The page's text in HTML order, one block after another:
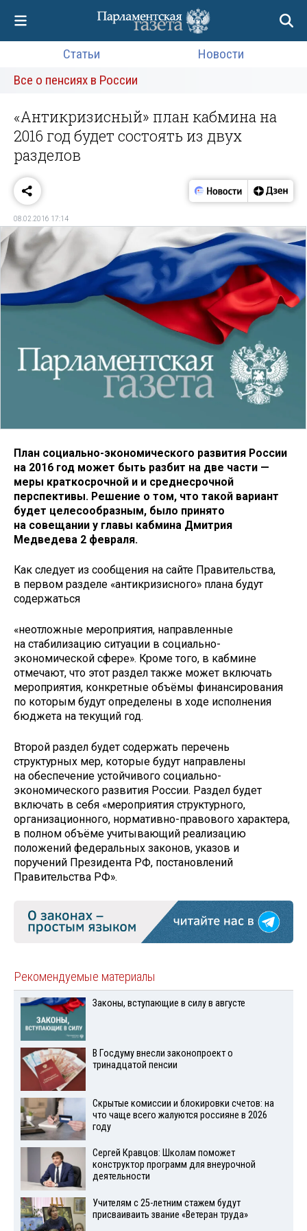
Статьи
Новости
Все о пенсиях в России
«Антикризисный» план кабмина на
2016 год будет состоять из двух
разделов
08.02.2016 17:14
План социально-экономического развития России
на 2016 год может быть разбит на две части —
меры краткосрочной и и среднесрочной
перспективы. Решение о том, что такой вариант
будет целесообразным, было принято
на совещании у главы кабмина Дмитрия
Медведева 2 февраля.
Как следует из сообщения на сайте Правительства,
в первом разделе «антикризисного» плана будут
содержаться
«неотложные мероприятия, направленные
на стабилизацию ситуации в социально-
экономической сфере». Кроме того, в кабмине
отмечают, что этот раздел также может включать
мероприятия, конкретные объёмы финансирования
по которым будут определены в ходе исполнения
бюджета на текущий год.
Второй раздел будет содержать перечень
структурных мер, которые будут направлены
на обеспечение устойчивого социально-
экономического развития России. Раздел будет
включать в себя «мероприятия структурного,
организационного, нормативно-правового характера,
в полном объёме учитывающий реализацию
положений федеральных законов, указов и
поручений Президента РФ, постановлений
Правительства РФ».
Рекомендуемые материалы
Законы, вступающие в силу в августе
В Госдуму внесли законопроект о
тринадцатой пенсии
Скрытые комиссии и блокировки счетов: на
что чаще всего жалуются россияне в 2026
году
Сергей Кравцов: Школам поможет
конструктор программ для внеурочной
деятельности
Учителям с 25-летним стажем будут
присваиваить звание «Ветеран труда»